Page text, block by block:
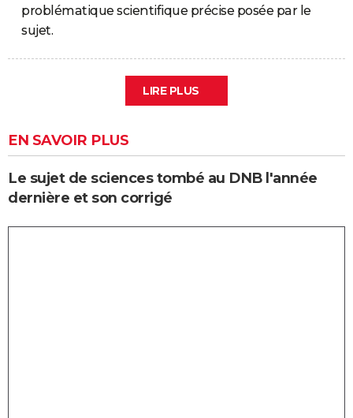
problématique scientifique précise posée par le
sujet.
LIRE PLUS
EN SAVOIR PLUS
Le sujet de sciences tombé au DNB l'année
dernière et son corrigé